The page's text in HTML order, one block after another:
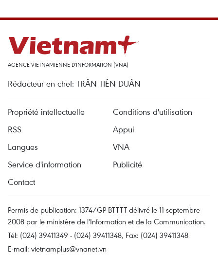
AGENCE VIETNAMIENNE D'INFORMATION (VNA)
Rédacteur en chef: TRÂN TIÊN DUÂN
Propriété intellectuelle
Conditions d'utilisation
RSS
Appui
Langues
VNA
Service d'information
Publicité
Contact
Permis de publication: 1374/GP-BTTTT délivré le 11 septembre
2008 par le ministère de l'Information et de la Communication.
Tél: (024) 39411349 - (024) 39411348, Fax: (024) 39411348
E-mail: vietnamplus@vnanet.vn